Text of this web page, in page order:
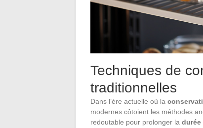
Techniques de
traditionnelles
Dans l’ère actuelle où la
modernes côtoient les méthodes
redoutable pour prolonger la durée